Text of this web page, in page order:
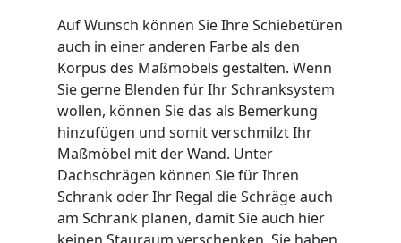
Auf Wunsch können Sie Ihre Schiebetüren
auch in einer anderen Farbe als den
Korpus des Maßmöbels gestalten. Wenn
Sie gerne Blenden für Ihr Schranksystem
wollen, können Sie das als Bemerkung
hinzufügen und somit verschmilzt Ihr
Maßmöbel mit der Wand. Unter
Dachschrägen können Sie für Ihren
Schrank oder Ihr Regal die Schräge auch
am Schrank planen, damit Sie auch hier